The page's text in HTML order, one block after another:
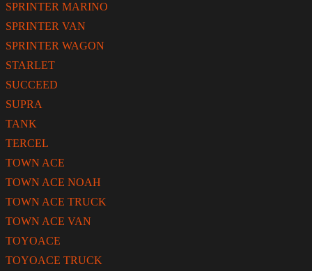
SPRINTER MARINO
SPRINTER VAN
SPRINTER WAGON
STARLET
SUCCEED
SUPRA
TANK
TERCEL
TOWN ACE
TOWN ACE NOAH
TOWN ACE TRUCK
TOWN ACE VAN
TOYOACE
TOYOACE TRUCK